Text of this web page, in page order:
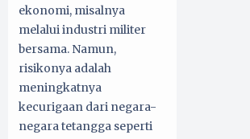
ekonomi, misalnya
melalui industri militer
bersama. Namun,
risikonya adalah
meningkatnya
kecurigaan dari negara-
negara tetangga seperti